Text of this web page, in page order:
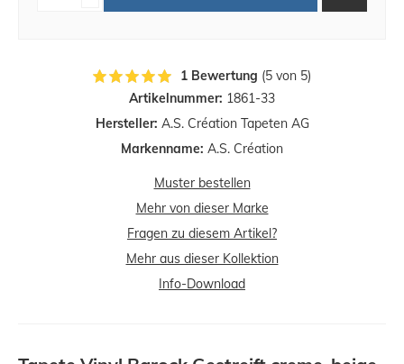
Artikelnummer: 1861-33
Hersteller: A.S. Création Tapeten AG
Markenname: A.S. Création
Muster bestellen
Mehr von dieser Marke
Fragen zu diesem Artikel?
Mehr aus dieser Kollektion
Info-Download
1 Bewertung (5 von 5)